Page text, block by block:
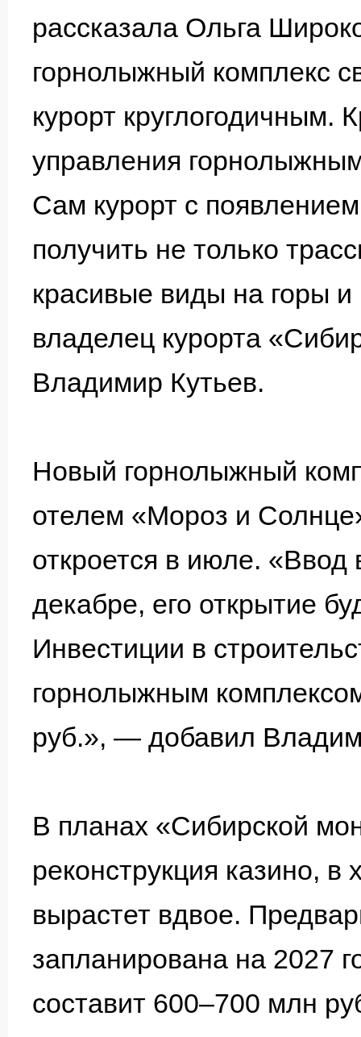
рассказала Ольга
горнолыжный комплекс
курорт круглогодичным.
управления
Сам курорт с
получить не только
красивые виды на горы
владелец курорта
Владимир Кутьев.
Новый горнолыжный
отелем «Мороз и
откроется в июле. «Ввод
декабре, его открытие
Инвестиции в
горнолыжным
руб.», — добавил
В планах «Сибирской
реконструкция казино,
вырастет вдвое.
запланирована на 2027
составит 600–700 млн